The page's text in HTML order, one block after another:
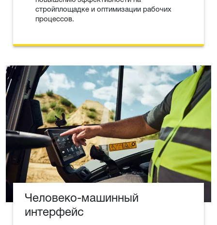
стройплощадке и оптимизации рабочих
процессов.
Человеко-машинный
интерфейс